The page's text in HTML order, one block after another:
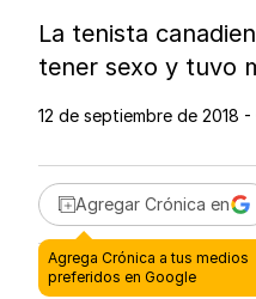
La tenista
tener sexo y tuvo
12 de septiembre de 2018 -
Agregar Crónica en
12 de septiembre de